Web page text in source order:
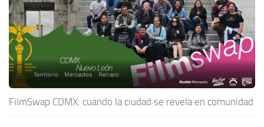
FilmSwap CDMX: cuando la ciudad se revela en comunidad